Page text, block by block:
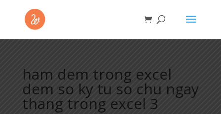
ham dem trong excel
dem so ky tu so chu ngay
thang trong excel 3